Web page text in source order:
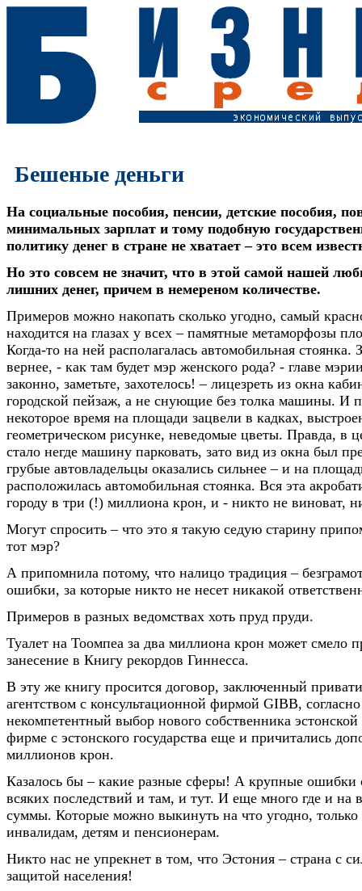
Бешеные деньги
На социальные пособия, пенсии, детские пособия,
минимальных зарплат и тому подобную
политику денег в стране не хватает – это всем
Но это совсем не значит, что в этой самой нашей
лишних денег, причем в немереном количестве.
Примеров можно накопать сколько угодно, самый
находится на глазах у всех – памятные метаморфозы
Когда-то на ней располагалась автомобильная стоянка.
вернее, - как там будет мэр женского рода? - главе
законно, заметьте, захотелось! – лицезреть из окна
городской пейзаж, а не снующие без толка машины. И
некоторое время на площади зацвели в кадках,
геометрическом рисунке, неведомые цветы. Правда, в
стало негде машину парковать, зато вид из окна был
грубые автовладельцы оказались сильнее – и на
расположилась автомобильная стоянка. Вся эта
городу в три (!) миллиона крон, и - никто не виноват,
Могут спросить – что это я такую седую старину
тот мэр?
А припомнила потому, что налицо традиция –
ошибки, за которые никто не несет никакой
Примеров в разных ведомствах хоть пруд пруди.
Туалет на Тоомпеа за два миллиона крон может смело
занесение в Книгу рекордов Гиннесса.
В эту же книгу просится договор, заключенный
агентством с консультационной фирмой GIBB,
некомпетентный выбор нового собственника
фирме с эстонского государства еще и причитались
миллионов крон.
Казалось бы – какие разные сферы! А крупные ошибки
всяких последствий и там, и тут. И еще много где и на
суммы. Которые можно выкинуть на что угодно, только
инвалидам, детям и пенсионерам.
Никто нас не упрекнет в том, что Эстония – страна с
защитой населения!